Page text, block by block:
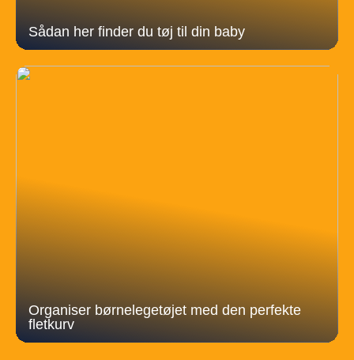
Sådan her finder du tøj til din baby
Organiser børnelegetøjet med den perfekte
fletkurv